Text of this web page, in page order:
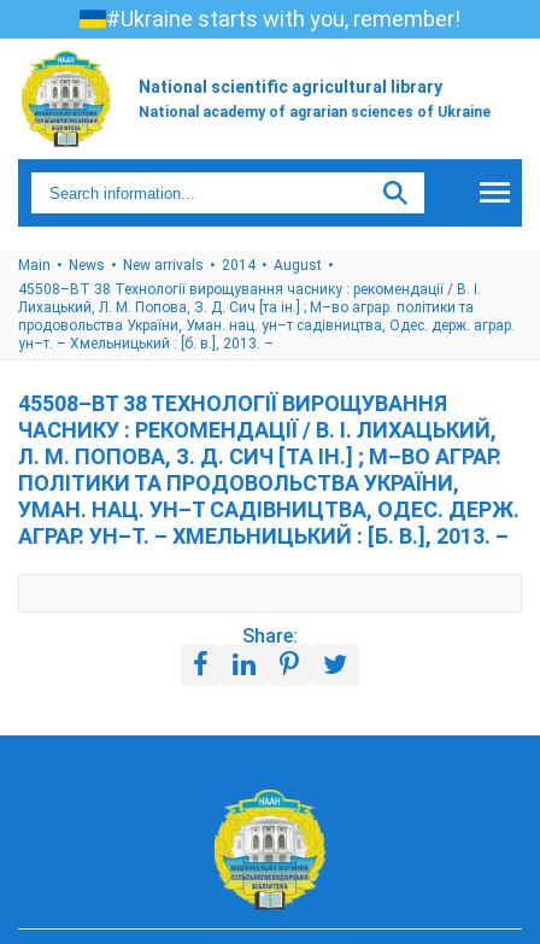
#Ukraine starts with you, remember!
National scientific agricultural library
National academy of agrarian sciences of Ukraine
Main News New arrivals 2014
August
45508–ВТ 38 Технології вирощування часнику : рекомендації / В. І.
Лихацький, Л. М. Попова, З. Д. Сич [та ін.] ; М–во аграр. політики та
продовольства України, Уман. нац. ун–т садівництва, Одес. держ. аграр.
ун–т. – Хмельницький : [б. в.], 2013. –
45508–ВТ 38 ТЕХНОЛОГІЇ ВИРОЩУВАННЯ
ЧАСНИКУ : РЕКОМЕНДАЦІЇ / В. І. ЛИХАЦЬКИЙ,
Л. М. ПОПОВА, З. Д. СИЧ [ТА ІН.] ; М–ВО АГРАР.
ПОЛІТИКИ ТА ПРОДОВОЛЬСТВА УКРАЇНИ,
УМАН. НАЦ. УН–Т САДІВНИЦТВА, ОДЕС. ДЕРЖ.
АГРАР. УН–Т. – ХМЕЛЬНИЦЬКИЙ : [Б. В.], 2013. –
Share: